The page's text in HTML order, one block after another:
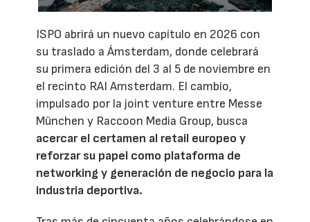
ISPO abrirá un nuevo capítulo en 2026 con
su traslado a Ámsterdam, donde celebrará
su primera edición del 3 al 5 de noviembre en
el recinto RAI Amsterdam. El cambio,
impulsado por la joint venture entre Messe
München y Raccoon Media Group, busca
acercar el certamen al retail europeo y
reforzar su papel como plataforma de
networking y generación de negocio para la
industria deportiva.